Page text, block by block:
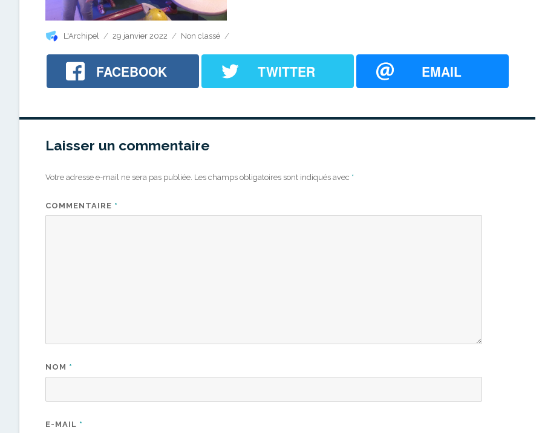
Auteur
L'Archipel
Publié
29 janvier 2022 Catégories
Non classé
FACEBOOK TWITTER EMAIL
Laisser un commentaire
Votre adresse e-mail ne sera pas publiée. Les champs obligatoires sont indiqués avec *
COMMENTAIRE *
NOM *
E-MAIL *